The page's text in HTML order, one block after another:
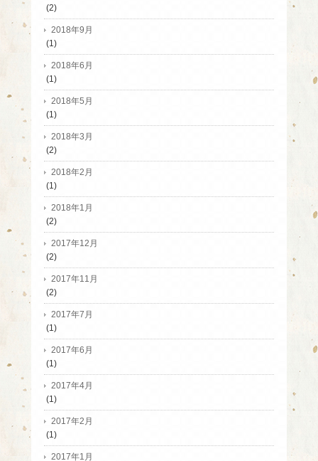
(2)
2018年9月
(1)
2018年6月
(1)
2018年5月
(1)
2018年3月
(2)
2018年2月
(1)
2018年1月
(2)
2017年12月
(2)
2017年11月
(2)
2017年7月
(1)
2017年6月
(1)
2017年4月
(1)
2017年2月
(1)
2017年1月